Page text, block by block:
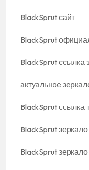
BlackSprut сайт
BlackSprut
BlackSprut ссылка
актуальное
BlackSprut ссылка
BlackSprut
BlackSprut